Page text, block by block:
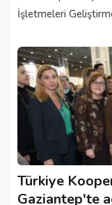
İşletmeleri
Türkiye
Gaziantep'te